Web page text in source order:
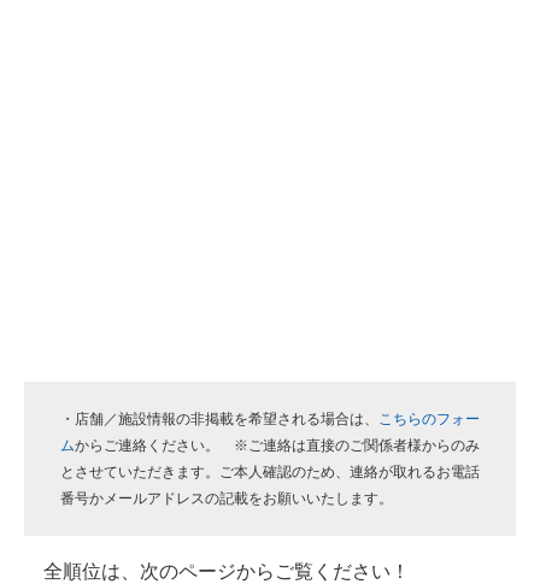
・店舗／施設情報の非掲載を希望される場合は、 こちらのフォー
ムからご連絡ください。 ※ご連絡は直接のご関係者様からのみ
とさせていただきます。ご本人確認のため、連絡が取れるお電話
番号かメールアドレスの記載をお願いいたします。
全順位は、次のページからご覧ください！